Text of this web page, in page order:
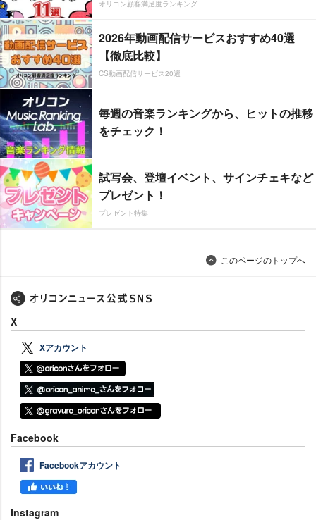
オリコン顧客満足度ランキング
2026年動画配信サービスおすすめ40選
【徹底比較】
CS動画配信サービス20選
毎週の音楽ランキングから、ヒットの推移
をチェック！
試写会、登壇イベント、サインチェキなど
プレゼント！
プレゼント特集
このページのトップへ
X
Xアカウント
Facebook
Facebookアカウント
Instagram